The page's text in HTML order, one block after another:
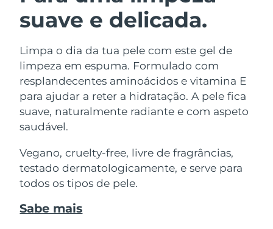
suave e delicada.
Limpa o dia da tua pele com este gel de
limpeza em espuma. Formulado com
resplandecentes aminoácidos e vitamina E
para ajudar a reter a hidratação. A pele fica
suave, naturalmente radiante e com aspeto
saudável.
Vegano, cruelty-free, livre de fragrâncias,
testado dermatologicamente, e serve para
todos os tipos de pele.
Sabe mais